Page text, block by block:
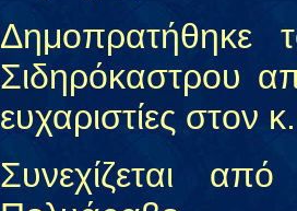
Δημοπρατήθηκε
Σιδηρόκαστρου
ευχαριστίες στον
Συνεχίζεται